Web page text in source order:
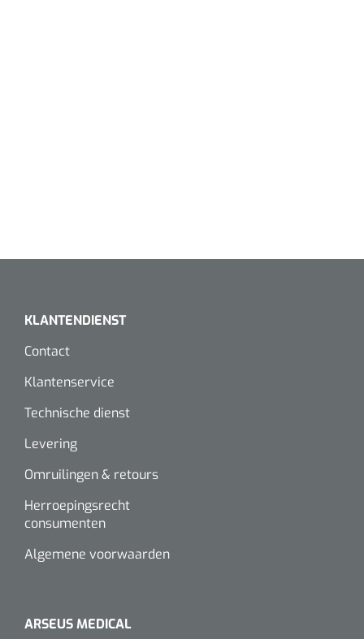
KLANTENDIENST
Contact
Klantenservice
Technische dienst
Levering
Omruilingen & retours
Herroepingsrecht
consumenten
Algemene voorwaarden
ARSEUS MEDICAL